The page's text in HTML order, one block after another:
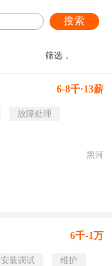
搜索
筛选
6-8千·13薪
故障处理
黑河
6千-1万
安装调试
维护